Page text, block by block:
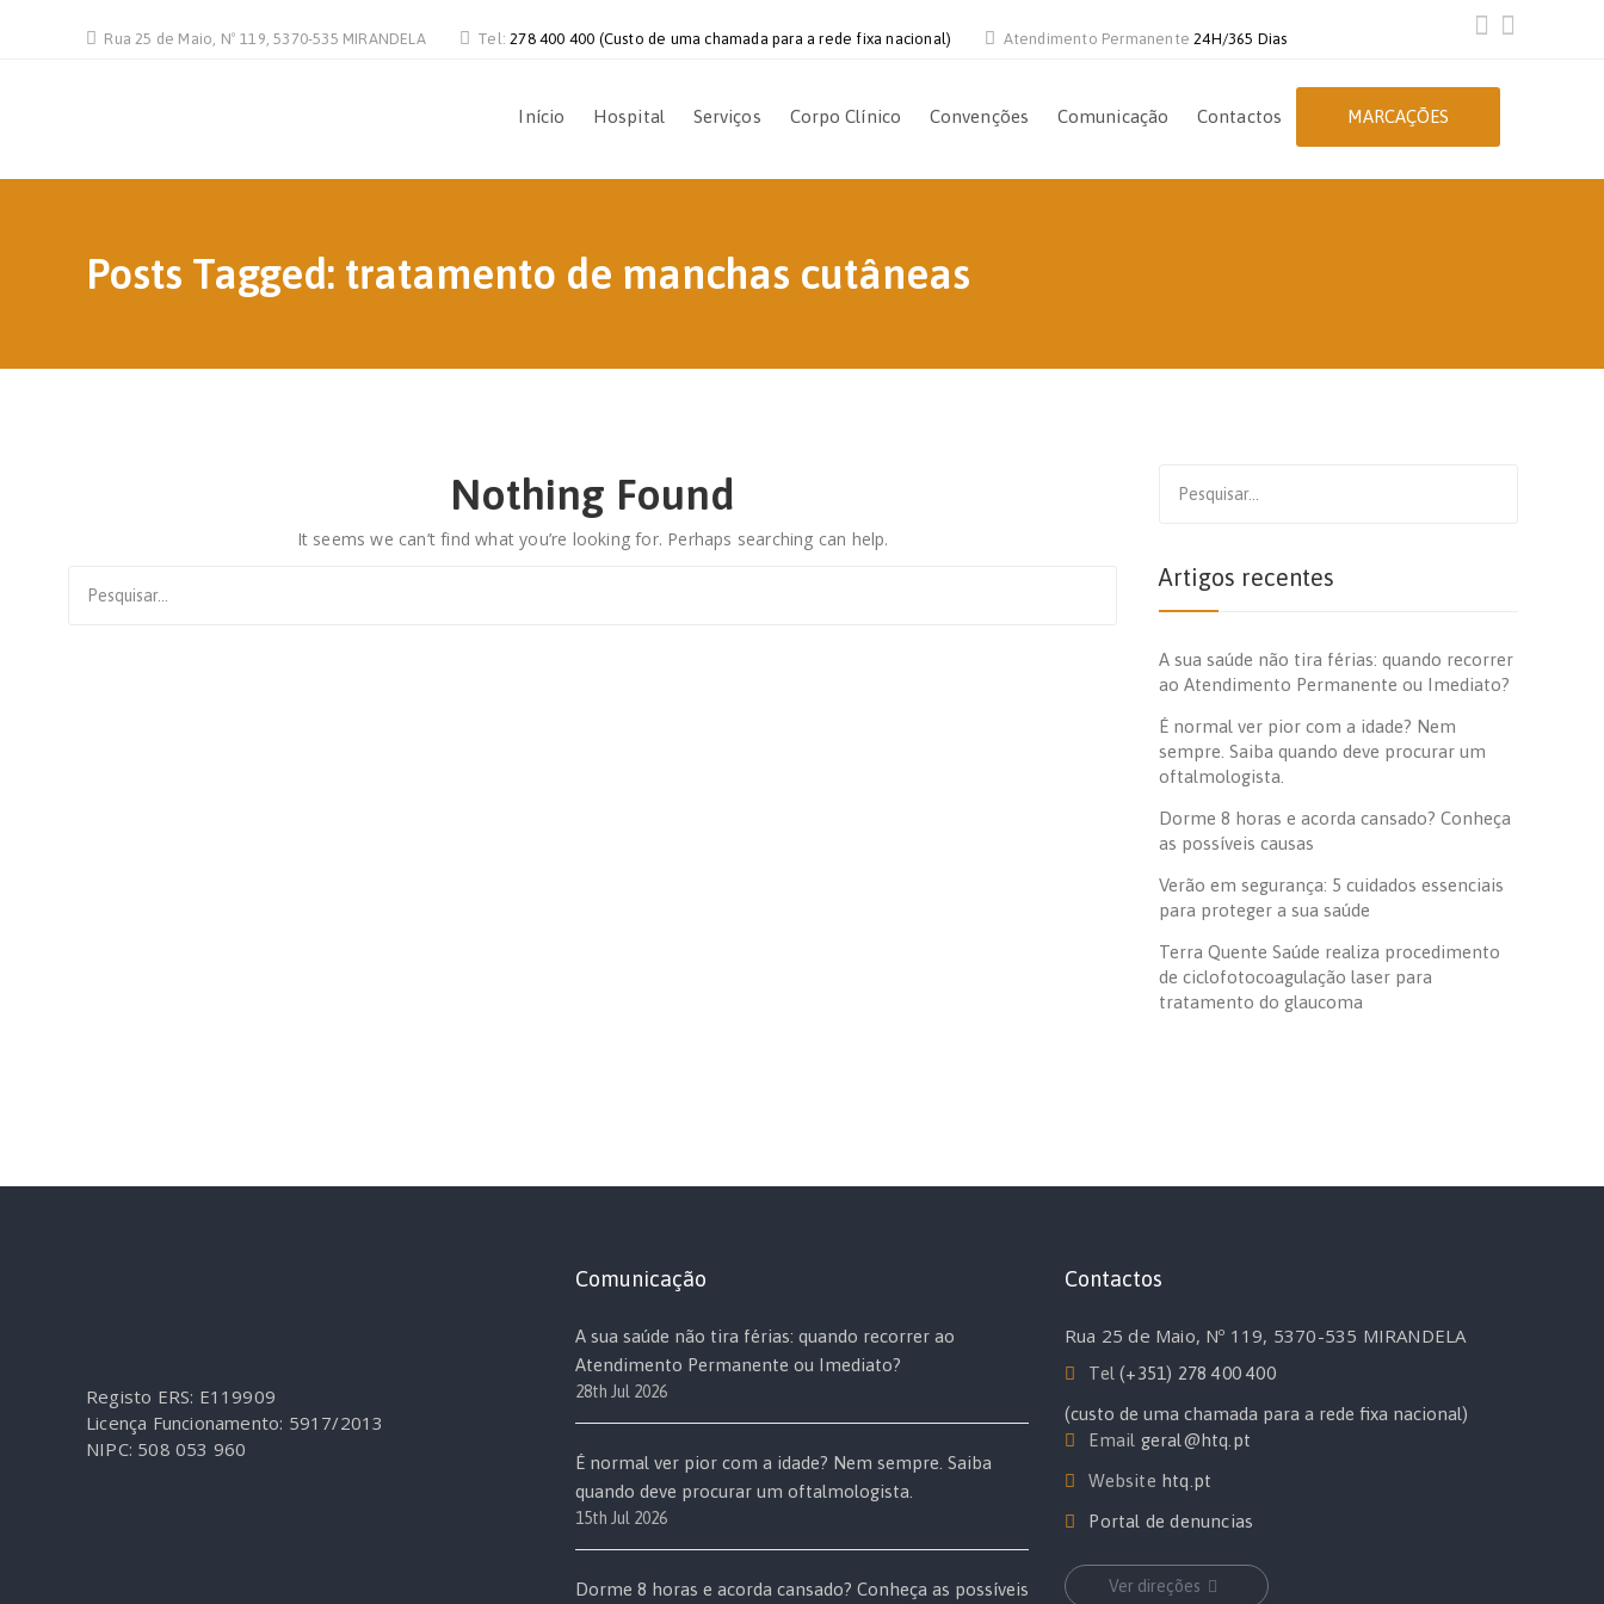
Rua 25 de Maio, Nº 119, 5370-535 MIRANDELA Tel:278 400 400 (Custo de uma chamada para a rede fixa nacional) Atendimento Permanente24H/365 Dias
Início Hospital Serviços Corpo Clínico Convenções Comunicação Contactos MARCAÇÕES
Posts Tagged: tratamento de manchas cutâneas
Nothing Found
It seems we can’t find what you’re looking for. Perhaps searching can help.
for:
for:
Artigos recentes
A sua saúde não tira férias: quando recorrer
ao Atendimento Permanente ou Imediato?
É normal ver pior com a idade? Nem
sempre. Saiba quando deve procurar um
oftalmologista.
Dorme 8 horas e acorda cansado? Conheça
as possíveis causas
Verão em segurança: 5 cuidados essenciais
para proteger a sua saúde
Terra Quente Saúde realiza procedimento
de ciclofotocoagulação laser para
tratamento do glaucoma
Registo ERS: E119909
Licença Funcionamento: 5917/2013
NIPC: 508 053 960
Comunicação
A sua saúde não tira férias: quando recorrer ao
Atendimento Permanente ou Imediato?
28th Jul 2026
É normal ver pior com a idade? Nem sempre. Saiba
quando deve procurar um oftalmologista.
15th Jul 2026
Dorme 8 horas e acorda cansado? Conheça as possíveis
Contactos
Rua 25 de Maio, Nº 119, 5370-535 MIRANDELA
Tel(+351) 278 400 400
(custo de uma chamada para a rede fixa nacional)
Email geral@htq.pt
Website htq.pt
Portal de denuncias
Ver direções